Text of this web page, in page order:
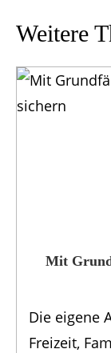
Weitere
Mit
Die eigene
Freizeit,